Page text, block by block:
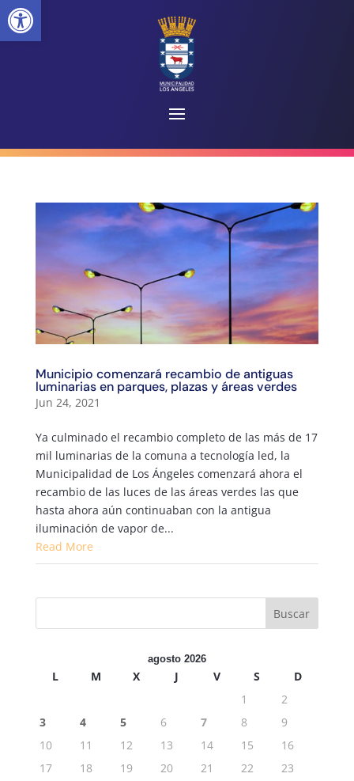
Municipio comenzará recambio de antiguas
luminarias en parques, plazas y áreas verdes
Jun 24, 2021
Ya culminado el recambio completo de las más de 17
mil luminarias de la comuna a tecnología led, la
Municipalidad de Los Ángeles comenzará ahora el
recambio de las luces de las áreas verdes las que
hasta ahora aún continuaban con la antigua
iluminación de vapor de...
Read More
agosto 2026
L M X J V S
D
1
2
3
4 5 6 7 8
9
10
11 12 13 14 15
16
17
18 19 20 21 22
23